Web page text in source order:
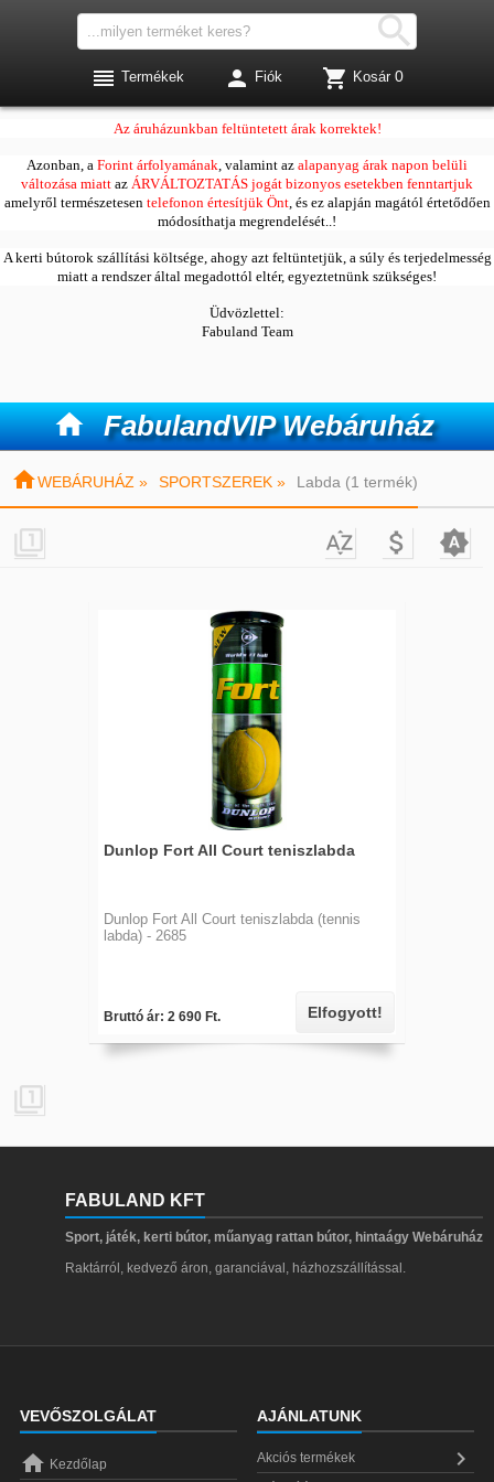
Kedves Vásárlóink!
Az áruházunkban feltüntetett árak korrektek!
Azonban, a Forint árfolyamának, valamint az alapanyag árak napon belüli
változása miatt az ÁRVÁLTOZTATÁS jogát bizonyos esetekben fenntartjuk
amelyről természetesentelefonon értesítjük Önt, és ez alapján magától értetődően
módosíthatja megrendelését..!
A kerti bútorok szállítási költsége, ahogy azt feltüntetjük, a súly és terjedelmesség
miatt a rendszer által megadottól eltér, egyeztetnünk szükséges!
Üdvözlettel:
Fabuland Team
 FabulandVIP Webáruház

 Termékek  Fiók  Kosár 0
WEBÁRUHÁZ » SPORTSZEREK » Labda (1 termék)
   
Dunlop Fort All Court teniszlabda
Dunlop Fort All Court teniszlabda (tennis
labda) - 2685
Bruttó ár: 2 690 Ft. Elfogyott!

FABULAND KFT
Sport, játék, kerti bútor, műanyag rattan bútor, hintaágy Webáruház
Raktárról, kedvező áron, garanciával, házhozszállítással.
VEVŐSZOLGÁLAT
 Kezdőlap
AJÁNLATUNK
Akciós termékek 